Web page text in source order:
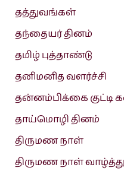
தத்துவங்கள்
தந்தையர் தினம்
தமிழ் புத்தாண்டு
தனிமனித வளர்ச்சி
தன்னம்பிக்கை குட்டி
தாய்மொழி தினம்
திருமண நாள்
திருமண நாள்